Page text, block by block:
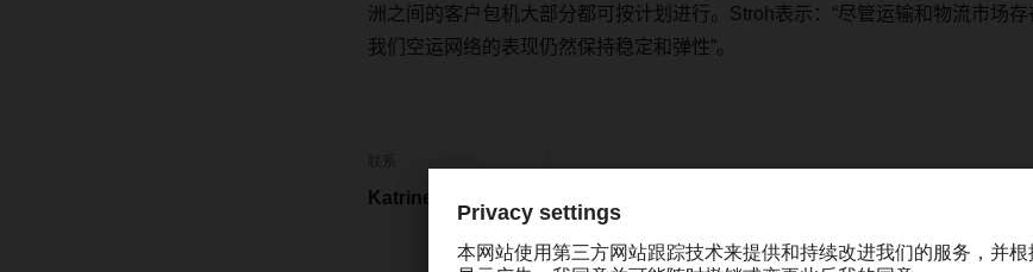
洲之间的客户包机大部分都可按计划进行。 Stroh表示： “尽管运输和物流市场
我们空运网络的表现仍然保持稳定和弹性”。
Katrine Cheng